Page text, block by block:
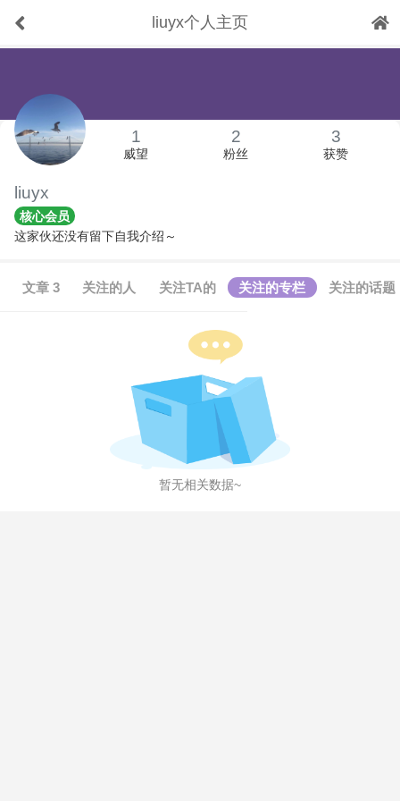
liuyx个人主页
下拉刷新
1
威望
2
粉丝
3
获赞
liuyx
核心会员
这家伙还没有留下自我介绍～
文章 3 关注的人 关注TA的 关注的专栏 关注的话题
暂无相关数据~